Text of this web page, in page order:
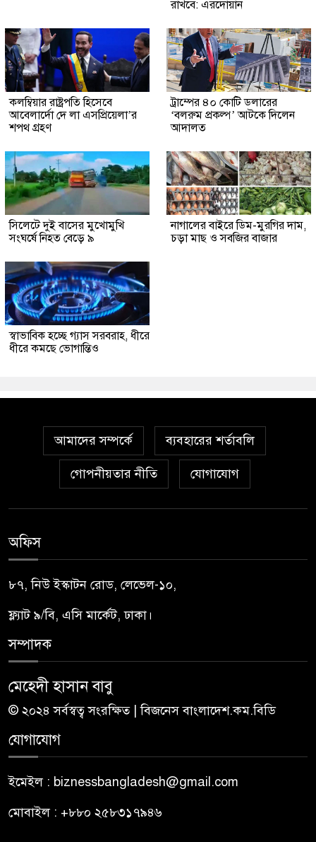
রাখবে: এরদোয়ান
কলম্বিয়ার রাষ্ট্রপতি হিসেবে
আবেলার্দো দে লা এসপ্রিয়েলা’র
শপথ গ্রহণ
ট্রাম্পের ৪০ কোটি ডলারের
‘বলরুম প্রকল্প’ আটকে দিলেন
আদালত
সিলেটে দুই বাসের মুখোমুখি
সংঘর্ষে নিহত বেড়ে ৯
নাগালের বাইরে ডিম-মুরগির দাম,
চড়া মাছ ও সবজির বাজার
স্বাভাবিক হচ্ছে গ্যাস সরবরাহ, ধীরে
ধীরে কমছে ভোগান্তিও
আমাদের সম্পর্কে ব্যবহারের শর্তাবলি
গোপনীয়তার নীতি যোগাযোগ
অফিস
৮৭, নিউ ইস্কাটন রোড, লেভেল-১০,
ফ্ল্যাট ৯/বি, এসি মার্কেট, ঢাকা।
সম্পাদক
মেহেদী হাসান বাবু
© ২০২৪ সর্বস্বত্ব সংরক্ষিত | বিজনেস বাংলাদেশ.কম.বিডি
যোগাযোগ
ইমেইল : biznessbangladesh@gmail.com
মোবাইল : +৮৮০ ২৫৮৩১৭৯৪৬